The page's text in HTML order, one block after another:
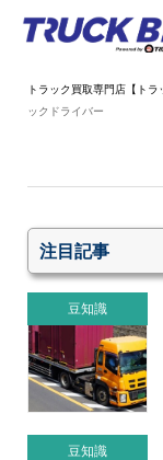
ックドライバー
注目記事
豆知識
豆知識